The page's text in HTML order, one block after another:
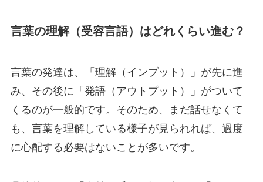
言葉の理解（受容言語）はどれくらい進む？
言葉の発達は、「理解（インプット）」が先に進
み、その後に「発語（アウトプット）」がついて
くるのが一般的です。そのため、まだ話せなくて
も、言葉を理解している様子が見られれば、過度
に心配する必要はないことが多いです。